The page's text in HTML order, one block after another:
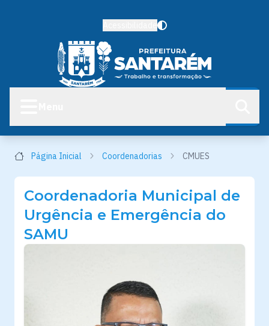
Página Inicial Coordenadorias CMUES
Coordenadoria Municipal de
Urgência e Emergência do
SAMU